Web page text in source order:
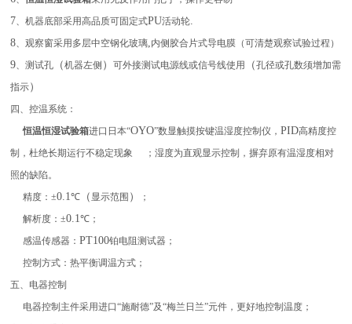
7、机器底部采用高品质可固定式PU活动轮.
8、观察窗采用多层中空钢化玻璃,内侧胶合片式导电膜（可清楚观察试验过程）
9、测试孔 （机器左侧 ）可外接测试电源线或信号线使用 （孔径或孔数须增加需
指示）
四、控温系统：
恒温恒湿试验箱进口日本“OYO”数显触摸按键温湿度控制仪，PID高精度控
制，杜绝长期运行不稳定现象
；湿度为直观显示控制，摒弃原有温湿度相对
照的缺陷。
精度：±0.1℃ （ 显示范围 ）
；
解析度：±0.1℃；
感温传感器：PT100铂电阻测试器；
控制方式：热平衡调温方式；
五、电器控制
电器控制主件采用进口“施耐德”及“梅兰日兰”元件，更好地控制温度；